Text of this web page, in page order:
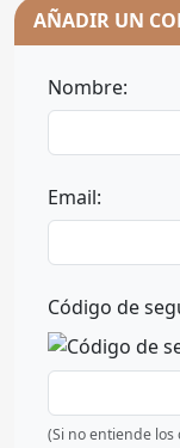
AÑADIR UN
Nombre:
Email:
Código de
(Si no entiende los